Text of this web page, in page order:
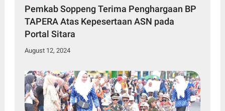
Pemkab Soppeng Terima Penghargaan BP
TAPERA Atas Kepesertaan ASN pada
Portal Sitara
August 12, 2024